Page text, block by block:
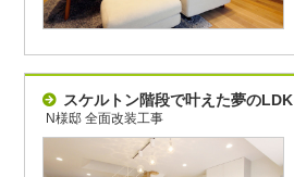
スケルトン階段で叶えた夢のLDK
N様邸 全面改装工事